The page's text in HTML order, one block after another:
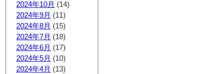
2024年10月 (14)
2024年9月 (11)
2024年8月 (15)
2024年7月 (18)
2024年6月 (17)
2024年5月 (10)
2024年4月 (13)